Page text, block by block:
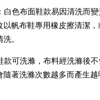
白色布面鞋款易因清洗而
以帆布鞋專用橡皮擦清潔
。
款可洗滌，布料經洗滌後
隨著洗滌次數越多而產生